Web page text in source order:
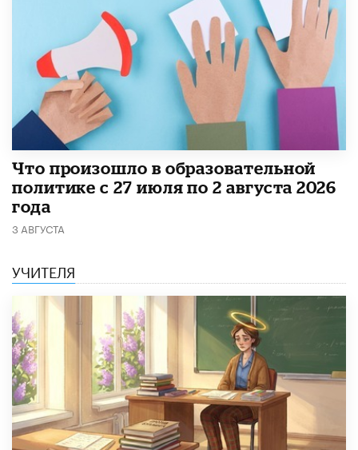
​Что произошло в образовательной
политике с 27 июля по 2 августа 2026
года
3 АВГУСТА
УЧИТЕЛЯ